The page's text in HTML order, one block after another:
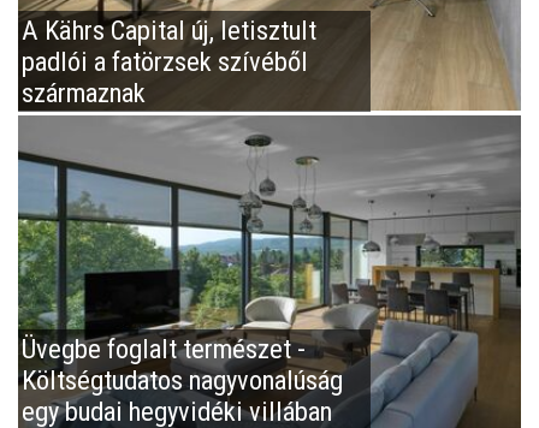
A Kährs Capital új, letisztult
padlói a fatörzsek szívéből
származnak
Üvegbe foglalt természet -
Költségtudatos nagyvonalúság
egy budai hegyvidéki villában